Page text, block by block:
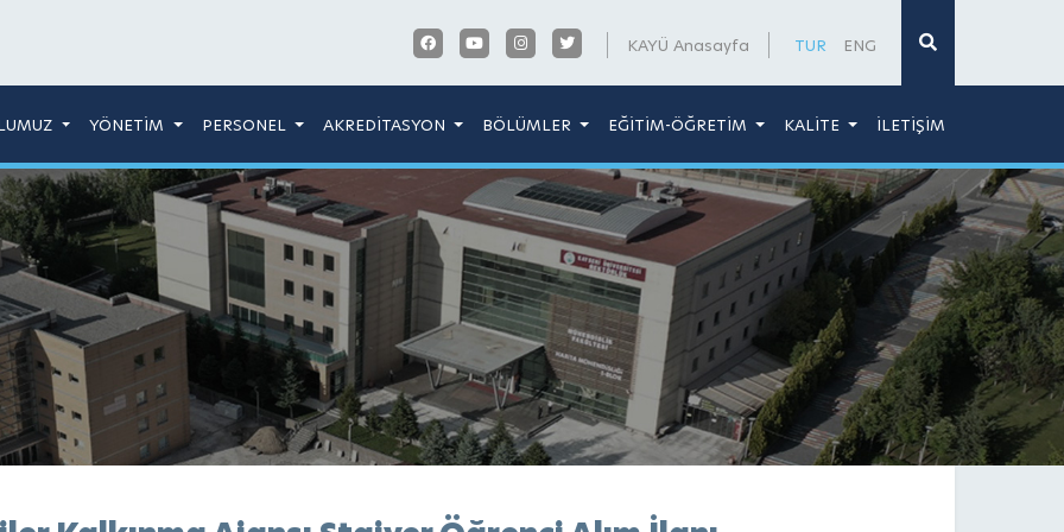
TUR ENG
KAYÜ Anasayfa
YÖNETİM PERSONEL AKREDİTASYON BÖLÜMLER EĞİTİM-ÖĞRETİM KALİTE İLETİŞİM